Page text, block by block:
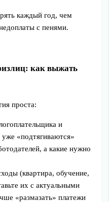
каждый год, чем
с пенями.
как выжать
проста:
и
«подтягиваются»
а какие нужно
(квартира, обучение,
их с актуальными
«размазать» платежи